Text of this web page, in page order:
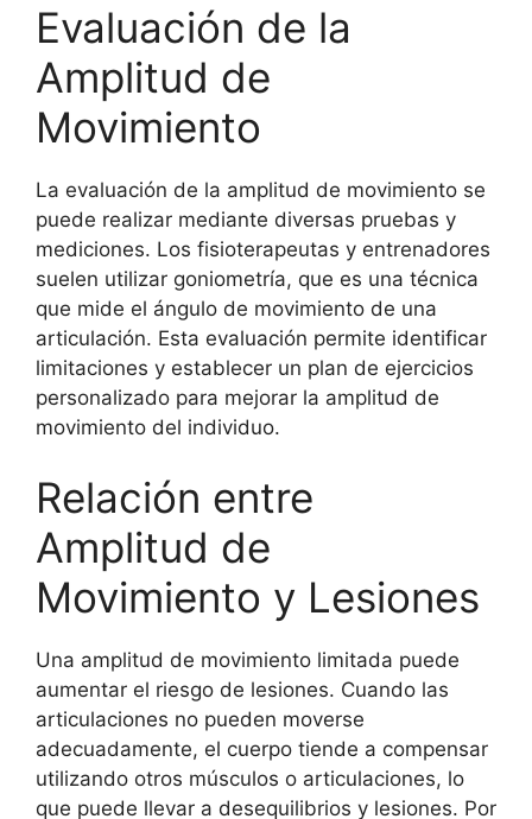
Evaluación de la
Amplitud de
Movimiento
La evaluación de la amplitud de movimiento se
puede realizar mediante diversas pruebas y
mediciones. Los fisioterapeutas y entrenadores
suelen utilizar goniometría, que es una técnica
que mide el ángulo de movimiento de una
articulación. Esta evaluación permite identificar
limitaciones y establecer un plan de ejercicios
personalizado para mejorar la amplitud de
movimiento del individuo.
Relación entre
Amplitud de
Movimiento y Lesiones
Una amplitud de movimiento limitada puede
aumentar el riesgo de lesiones. Cuando las
articulaciones no pueden moverse
adecuadamente, el cuerpo tiende a compensar
utilizando otros músculos o articulaciones, lo
que puede llevar a desequilibrios y lesiones. Por